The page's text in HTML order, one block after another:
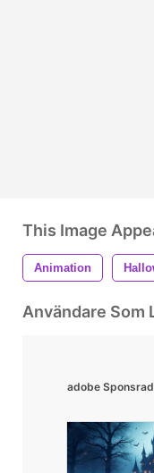
This Image
Animation
Användare Som
adobe